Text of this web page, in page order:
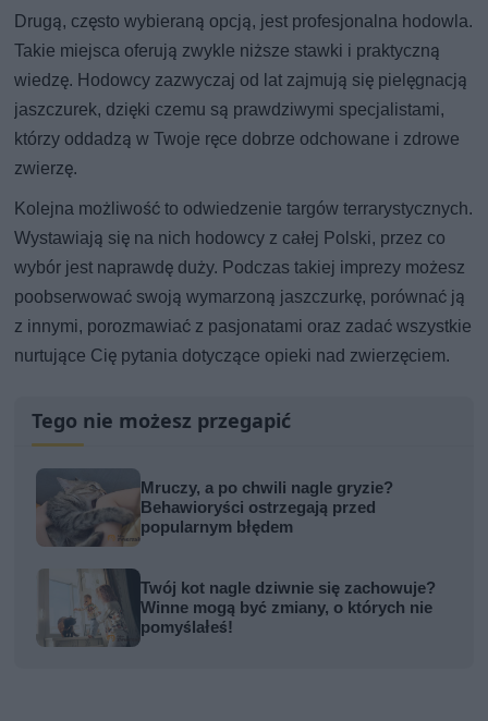
Drugą, często wybieraną opcją, jest profesjonalna hodowla.
Takie miejsca oferują zwykle niższe stawki i praktyczną
wiedzę. Hodowcy zazwyczaj od lat zajmują się pielęgnacją
jaszczurek, dzięki czemu są prawdziwymi specjalistami,
którzy oddadzą w Twoje ręce dobrze odchowane i zdrowe
zwierzę.
Kolejna możliwość to odwiedzenie targów terrarystycznych.
Wystawiają się na nich hodowcy z całej Polski, przez co
wybór jest naprawdę duży. Podczas takiej imprezy możesz
poobserwować swoją wymarzoną jaszczurkę, porównać ją
z innymi, porozmawiać z pasjonatami oraz zadać wszystkie
nurtujące Cię pytania dotyczące opieki nad zwierzęciem.
Tego nie możesz przegapić
Mruczy, a po chwili nagle gryzie?
Behawioryści ostrzegają przed
popularnym błędem
Twój kot nagle dziwnie się zachowuje?
Winne mogą być zmiany, o których nie
pomyślałeś!